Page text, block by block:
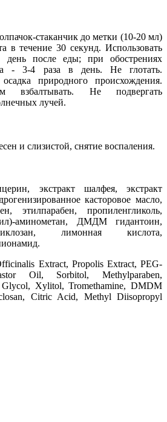
стаканчик до метки (10-20 мл)
в течение 30 секунд. Использовать
после еды; при обострениях
- 3-4 раза в день. Не глотать.
природного происхождения.
взбалтывать. Не подвергать
лучей.
и слизистой, снятие воспаления.
экстракт шалфея, экстракт
касторовое масло,
этилпарабен, пропиленгликоль,
аминометан, ДМДМ гидантоин,
лимонная кислота,
Extract, Propolis Extract, PEG-
Oil, Sorbitol, Methylparaben,
Glycol, Xylitol, Tromethamine, DMDM
Citric Acid, Methyl Diisopropyl